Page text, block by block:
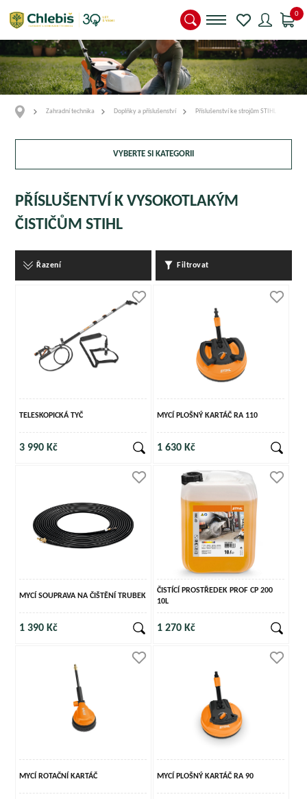
0
Zahradní technika Doplňky a příslušenství Příslušenství ke strojům STIHL
VYBERTE SI KATEGORII
PŘÍSLUŠENTVÍ K VYSOKOTLAKÝM
ČISTIČŮM STIHL
Řazení Filtrovat
TELESKOPICKÁ TYČ
3 990 Kč
MYCÍ PLOŠNÝ KARTÁČ RA 110
1 630 Kč
MYCÍ SOUPRAVA NA ČIŠTĚNÍ TRUBEK
1 390 Kč
ČISTÍCÍ PROSTŘEDEK PROF CP 200
10L
1 270 Kč
MYCÍ ROTAČNÍ KARTÁČ MYCÍ PLOŠNÝ KARTÁČ RA 90